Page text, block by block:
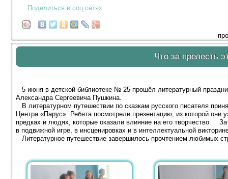
Поделиться в соц.сетях
Что за прелесть
5 июня в детской библиотеке № 25 прошёл литературный
Александра Сергеевича Пушкина.
В литературном путешествии по сказкам русского писателя
Центра «Парус». Ребята посмотрели презентацию, из которой они
предках и людях, которые оказали влияние на его творчество.
в подвижной игре, в инсценировках и в интеллектуальной
Литературное путешествие завершилось прочтением любимых